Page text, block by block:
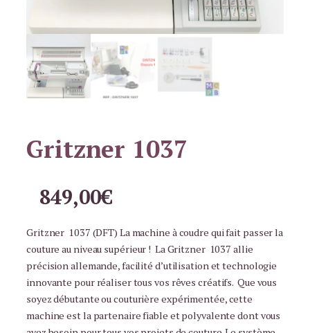
Gritzner 1037
849,00€
Gritzner 1037 (DFT) La machine à coudre qui fait passer la
couture au niveau supérieur ! La Gritzner 1037 allie
précision allemande, facilité d’utilisation et technologie
innovante pour réaliser tous vos rêves créatifs. Que vous
soyez débutante ou couturière expérimentée, cette
machine est la partenaire fiable et polyvalente dont vous